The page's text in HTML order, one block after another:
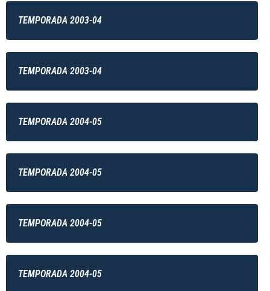
TEMPORADA 2003-04
TEMPORADA 2003-04
TEMPORADA 2004-05
TEMPORADA 2004-05
TEMPORADA 2004-05
TEMPORADA 2004-05